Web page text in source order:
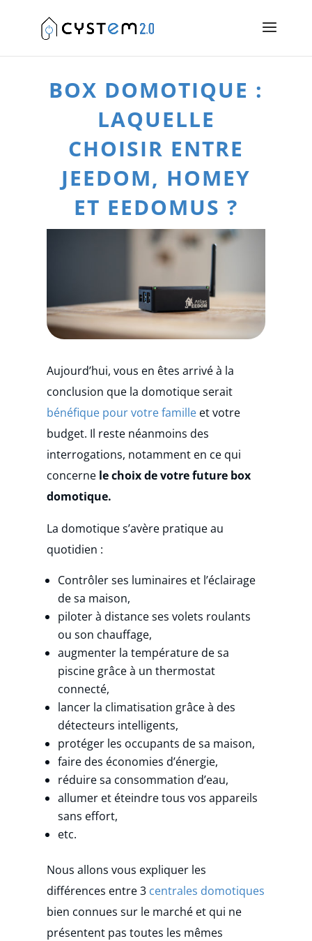
BOX DOMOTIQUE :
LAQUELLE
CHOISIR ENTRE
JEEDOM, HOMEY
ET EEDOMUS ?
Aujourd’hui, vous en êtes arrivé à la
conclusion que la domotique serait
bénéfique pour votre famille et votre
budget. Il reste néanmoins des
interrogations, notamment en ce qui
concerne le choix de votre future box
domotique.
La domotique s’avère pratique au
quotidien :
Contrôler ses luminaires et l’éclairage
de sa maison,
piloter à distance ses volets roulants
ou son chauffage,
augmenter la température de sa
piscine grâce à un thermostat
connecté,
lancer la climatisation grâce à des
détecteurs intelligents,
protéger les occupants de sa maison,
faire des économies d’énergie,
réduire sa consommation d’eau,
allumer et éteindre tous vos appareils
sans effort,
etc.
Nous allons vous expliquer les
différences entre 3 centrales domotiques
bien connues sur le marché et qui ne
présentent pas toutes les mêmes